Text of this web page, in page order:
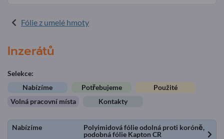
Fólie z umelé hmoty
Inzerátů
Selekce:
Nabízíme
Potřebujeme
Použité
Volná pracovní místa
Kontakty
Nabízíme
Polyimidová fólie odolná proti koróně,
podobná fólie Kapton CR